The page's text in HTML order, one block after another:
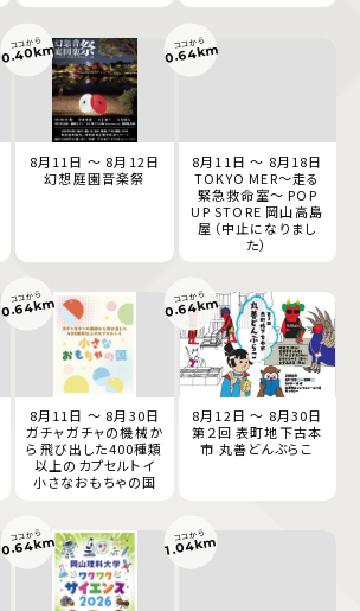
8月11日 ～ 8月12日
幻想庭園音楽祭
ココから
0.40km
8月11日 ～ 8月18日
TOKYO MER～走る
緊急救命室～ POP
UP STORE 岡山高島
屋（中止になりまし
た）
ココから
0.64km
8月11日 ～ 8月30日
ガチャガチャの機械か
ら飛び出した400種類
以上のカプセルトイ
小さなおもちゃの国
ココから
0.64km
8月12日 ～ 8月30日
第２回 表町地下古本
市 丸善どんぶらこ
ココから
0.64km
ココから
0.64km ココから
1.04km